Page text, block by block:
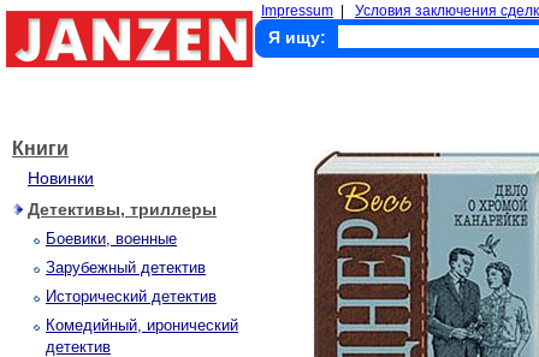
Impressum Условия заключения
Я ищу:
Книги
Новинки
Детективы, триллеры
Боевики, военные
Зарубежный детектив
Исторический детектив
Комедийный, иронический
детектив